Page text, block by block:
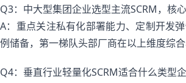
Q3：中大型集团企业选型主流SCRM，核
A：重点关注私有化部署能力、定制开发
例储备，第一梯队头部厂商在以上维度综合
Q4：垂直行业轻量化SCRM适合什么类型企